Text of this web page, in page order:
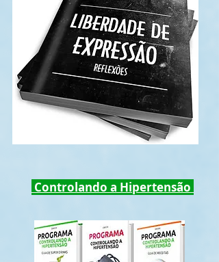
Controlando a Hipertensão